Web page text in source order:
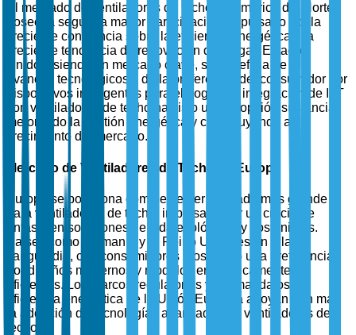
El mercado de ventiladores de techo en América del Norte
posee la segunda mayor participación, impulsado por la
creciente conciencia sobre la eficiencia energética y la
creciente tendencia de renovación del hogar. Estados
Unidos, siendo un mercado clave, se beneficia de los
avances tecnológicos y de la preferencia del consumidor por
dispositivos inteligentes para el hogar. La integración de IoT
con ventiladores de techo ha visto una adopción sustancial,
mejorando la gestión energética y contribuyendo al
crecimiento del mercado.
Mercado de Ventiladores de Techo en Europa
Europa se posiciona como el tercer mercado más grande
para ventiladores de techo, impulsado por un creciente
énfasis en soluciones de vida ecológicas y sostenibles.
Países como Alemania y el Reino Unido están a la
vanguardia, con consumidores mostrando una preferencia
por diseños modernos y modelos energéticamente
eficientes. Los marcos regulatorios y los mandatos de
eficiencia energética de la Unión Europea apoyan aún más
la adopción de tecnologías avanzadas de ventiladores de
techo.